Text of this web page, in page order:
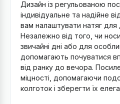
Дизайн із регульованою
індивідуальне та надійне
вам налаштувати натяг
Незалежно від того, чи
звичайні дні або для
допомагають почуватися
від ранку до вечора.
міцності, допомагаючи
колготок і зберегти їх